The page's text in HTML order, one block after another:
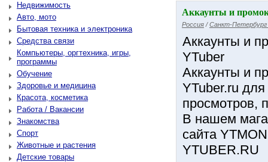
Недвижимость
Авто, мото
Бытовая техника и электроника
Средства связи
Компьютеры, оргтехника, игры,
программы
Обучение
Здоровье и медицина
Красота, косметика
Работа / Вакансии
Знакомства
Спорт
Животные и растения
Детские товары
Аккаунты и
Россия /Санкт-Петербург
Аккаунты и
YTuber
Аккаунты и
YTuber.ru
просмотров,
В нашем
сайта
YTUBER.RU